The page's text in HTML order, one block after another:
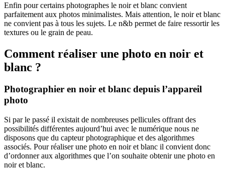
Enfin pour certains photographes le noir et blanc convient
parfaitement aux photos minimalistes. Mais attention, le noir et blanc
ne convient pas à tous les sujets. Le n&b permet de faire ressortir les
textures ou le grain de peau.
Comment réaliser une photo en noir et
blanc ?
Photographier en noir et blanc depuis l’appareil
photo
Si par le passé il existait de nombreuses pellicules offrant des
possibilités différentes aujourd’hui avec le numérique nous ne
disposons que du capteur photographique et des algorithmes
associés. Pour réaliser une photo en noir et blanc il convient donc
d’ordonner aux algorithmes que l’on souhaite obtenir une photo en
noir et blanc.